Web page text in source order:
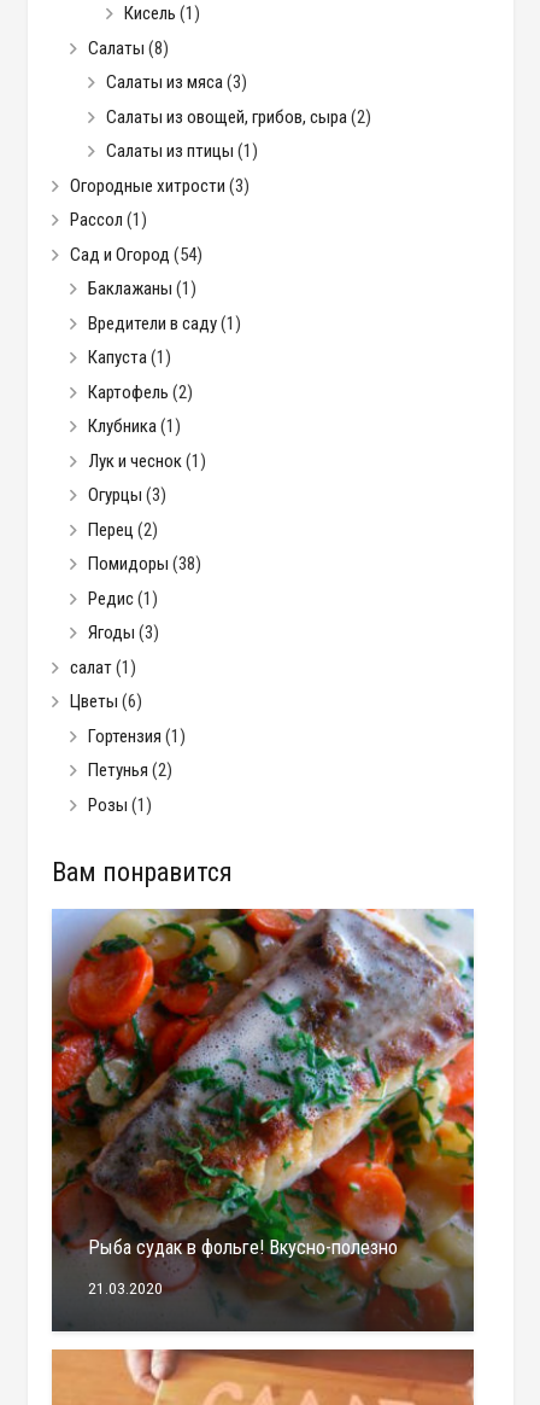
Кисель (1)
Салаты (8)
Салаты из мяса(3)
Салаты из овощей, грибов, сыра(2)
Салаты из птицы (1)
Огородные хитрости (3)
Рассол (1)
Сад и Огород (54)
Баклажаны (1)
Вредители в саду(1)
Капуста(1)
Картофель (2)
Клубника(1)
Лук и чеснок(1)
Огурцы (3)
Перец (2)
Помидоры (38)
Редис(1)
Ягоды (3)
салат(1)
Цветы (6)
Гортензия (1)
Петунья (2)
Розы (1)
Вам понравится
Рыба судак в фольге! Вкусно-полезно
21.03.2020